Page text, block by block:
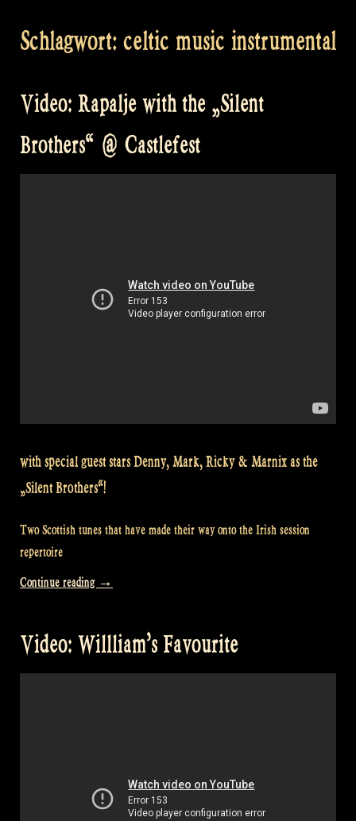
Schlagwort: celtic music instrumental
Video: Rapalje with the „Silent
Brothers“ @ Castlefest
with special guest stars Denny, Mark, Ricky & Marnix as the
„Silent Brothers“!
Two Scottish tunes that have made their way onto the Irish session
repertoire
Continue reading „Video:
the
„Silent
→
Video: Willliam’s Favourite